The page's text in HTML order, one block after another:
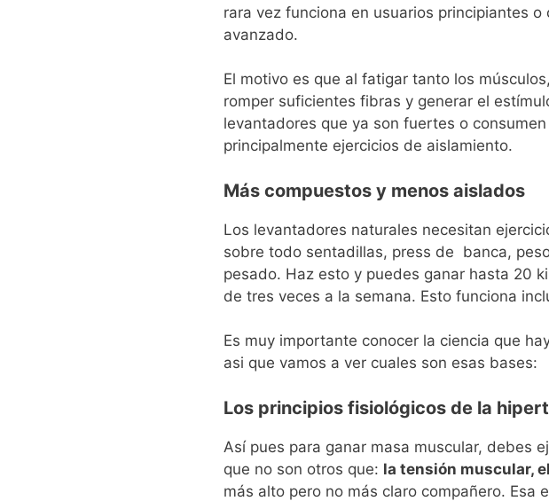
rara vez funciona en usuarios principiantes
avanzado.
El motivo es que al fatigar tanto los
romper suficientes fibras y generar el
levantadores que ya son fuertes o
principalmente ejercicios de aislamiento.
Más compuestos y menos aislados
Los levantadores naturales necesitan
sobre todo sentadillas, press de banca,
pesado. Haz esto y puedes ganar hasta 20
de tres veces a la semana. Esto funciona
Es muy importante conocer la ciencia que
asi que vamos a ver cuales son esas bases:
Los principios fisiológicos de la
Así pues para ganar masa muscular, debes
que no son otros que: la tensión muscular,
más alto pero no más claro compañero.